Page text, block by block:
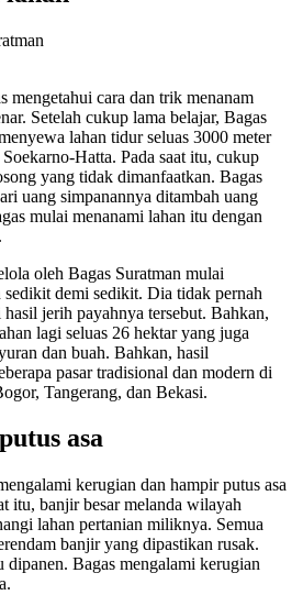
mengetahui cara dan trik menanam
Setelah cukup lama belajar, Bagas
lahan tidur seluas 3000 meter
Hatta. Pada saat itu, cukup
yang tidak dimanfaatkan. Bagas
uang simpanannya ditambah uang
mulai menanami lahan itu dengan
oleh Bagas Suratman mulai
demi sedikit. Dia tidak pernah
jerih payahnya tersebut. Bahkan,
lagi seluas 26 hektar yang juga
dan buah. Bahkan, hasil
pasar tradisional dan modern di
Tangerang, dan Bekasi.
asa
kerugian dan hampir putus asa
itu, banjir besar melanda wilayah
lahan pertanian miliknya. Semua
banjir yang dipastikan rusak.
dipanen. Bagas mengalami kerugian